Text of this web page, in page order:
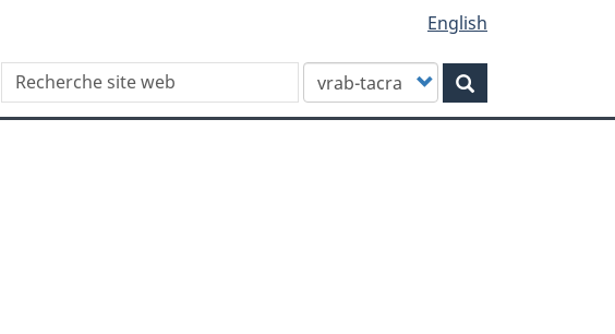
English
Recherche
site
web
Customize
your
search